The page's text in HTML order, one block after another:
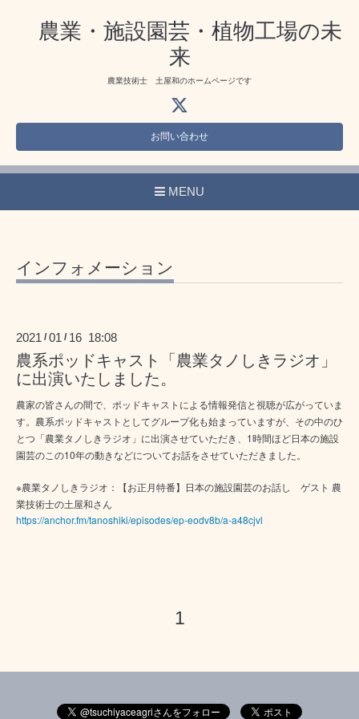
農業・施設園芸・植物工場の未
来
農業技術士 土屋和のホームページです
お問い合わせ
MENU
インフォメーション
2021 /01 / 16 18:08
農系ポッドキャスト「農業タノしきラジオ」
に出演いたしました。
農家の皆さんの間で、ポッドキャストによる情報発信と視聴が広がっていま
す。農系ポッドキャストとしてグループ化も始まっていますが、その中のひ
とつ「農業タノしきラジオ」に出演させていただき、1時間ほど日本の施設
園芸のこの10年の動きなどについてお話をさせていただきました。
※農業タノしきラジオ：【お正月特番】日本の施設園芸のお話し　ゲスト 農
業技術士の土屋和さん
https://anchor.fm/tanoshiki/episodes/ep-eodv8b/a-a48cjvl
1